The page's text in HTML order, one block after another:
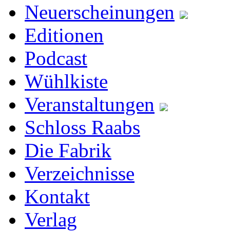
Neuerscheinungen
Editionen
Podcast
Wühlkiste
Veranstaltungen
Schloss Raabs
Die Fabrik
Verzeichnisse
Kontakt
Verlag